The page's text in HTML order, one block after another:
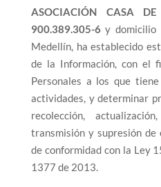
ASOCIACIÓN CASA
900.389.305-6y domicilio
Medellín, ha establecido
de la Información, con el
Personales a los que
actividades, y determinar
recolección,
transmisión y supresión
de conformidad con la Ley
1377 de 2013.